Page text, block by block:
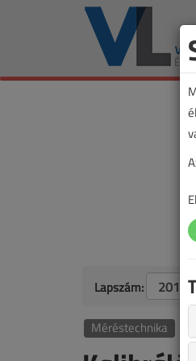
Lapszám:
Méréstechnika